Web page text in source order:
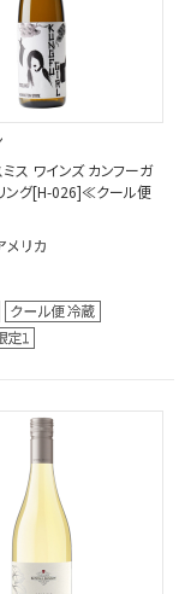
ス ワインズ カンフーガ
ング[H-026]≪クール便